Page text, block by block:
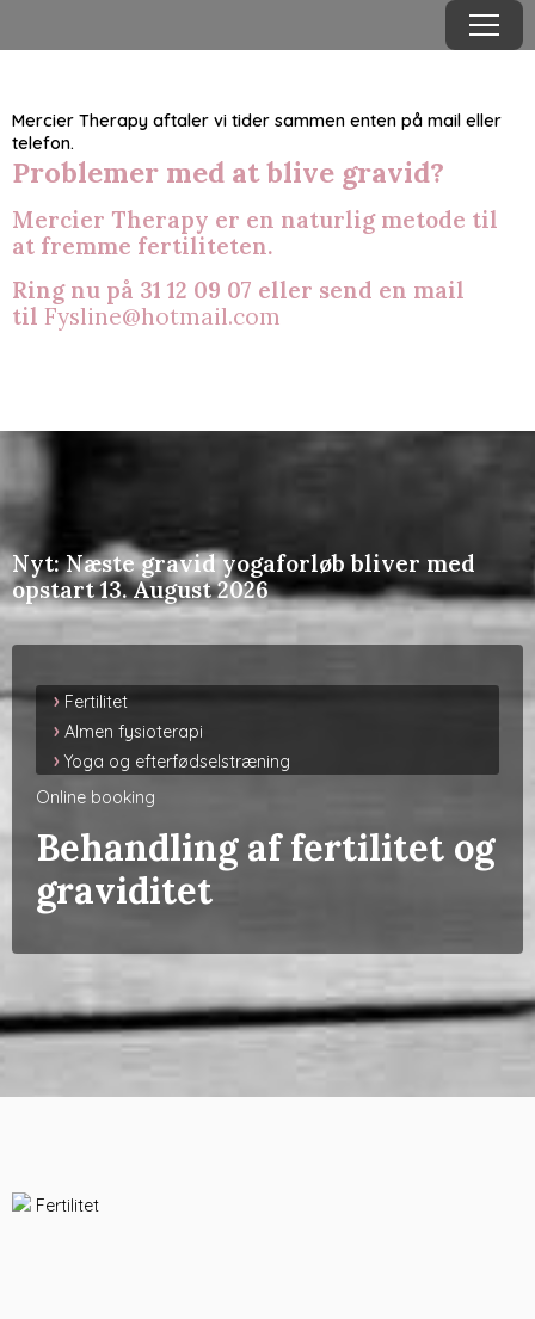
Menu
Mercier Therapy aftaler vi tider sammen enten på mail eller
telefon.
Problemer med at blive gravid?
Mercier Therapy er en naturlig metode til
at fremme fertiliteten.
Ring nu på 31 12 09 07 eller send en mail
til Fysline@hotmail.com
Nyt: Næste gravid yogaforløb bliver med
opstart 13. August 2026
› Fertilitet
› Almen fysioterapi
› Yoga og efterfødselstræning
Online booking
Behandling af fertilitet og
graviditet
Fertilitet